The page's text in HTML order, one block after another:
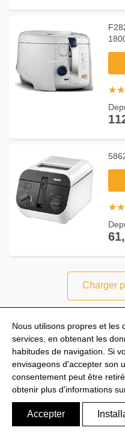
☆☆
★★
☆☆
★★
Charger
La comparaison des prix
Politique de confidentialité
Avis
Dans des Cookies
Nous utilisons propres et les
services, en obtenant les
habitudes de navigation. Si
envisageons d'accepter son
consentement peut être
obtenir plus d'informations
Accepter